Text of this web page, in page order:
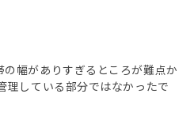
幅がありすぎるところが難点か
理している部分ではなかったで